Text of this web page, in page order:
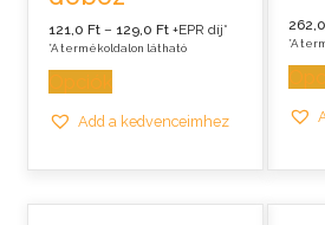
121,0Ft – 129,0FtÁrtartomány:
121,0 Ft
-
+EPR díj*
*A termékoldalon látható
Opciók
Add a kedvenceimhez
*A